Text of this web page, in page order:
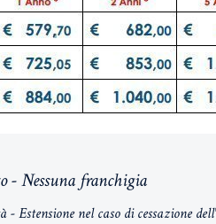
- Nessuna franchigia
Estensione nel caso di cessazione